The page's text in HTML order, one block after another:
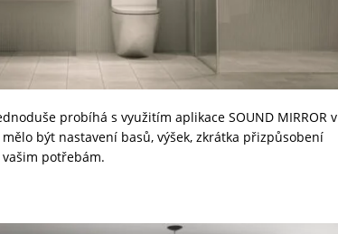
probíhá s využitím aplikace SOUND MIRROR v
být nastavení basů, výšek, zkrátka přizpůsobení
potřebám.